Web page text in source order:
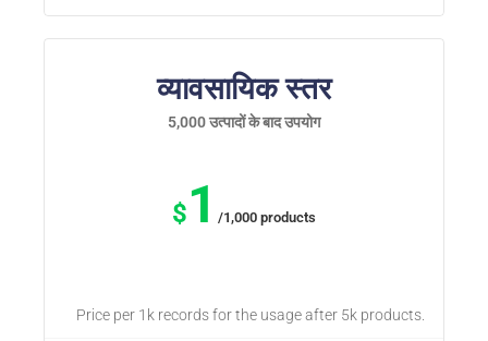
व्यावसायिक स्तर
5,000 उत्पादों के बाद उपयोग
$1 /1,000 products
Price per 1k records for the usage after 5k products.